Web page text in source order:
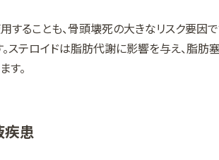
することも、骨頭壊死の大きなリスク要因
ステロイドは脂肪代謝に影響を与え、脂肪
す。
疾患